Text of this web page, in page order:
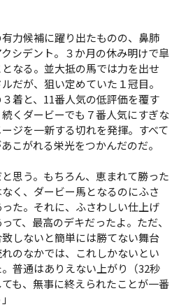
力候補に躍り出たものの、鼻肺
シデント。３か月の休み明けで皐
なる。並大抵の馬では力を出せ
だが、狙い定めていた１冠目。
着と、11番人気の低評価を覆す
くダービーでも７番人気にすぎな
ジを一新する切れを発揮。すべて
こがれる栄光をつかんだのだ。
と思う。もちろん、恵まれて勝った
く、ダービー馬となるのにふさ
た。それに、ふさわしい仕上げ
て、最高のデキだったよ。ただ、
しないと簡単には勝てない舞台
のなかでは、これしかないとい
普通はありえない上がり（32秒
も、無事に終えられたことが一番